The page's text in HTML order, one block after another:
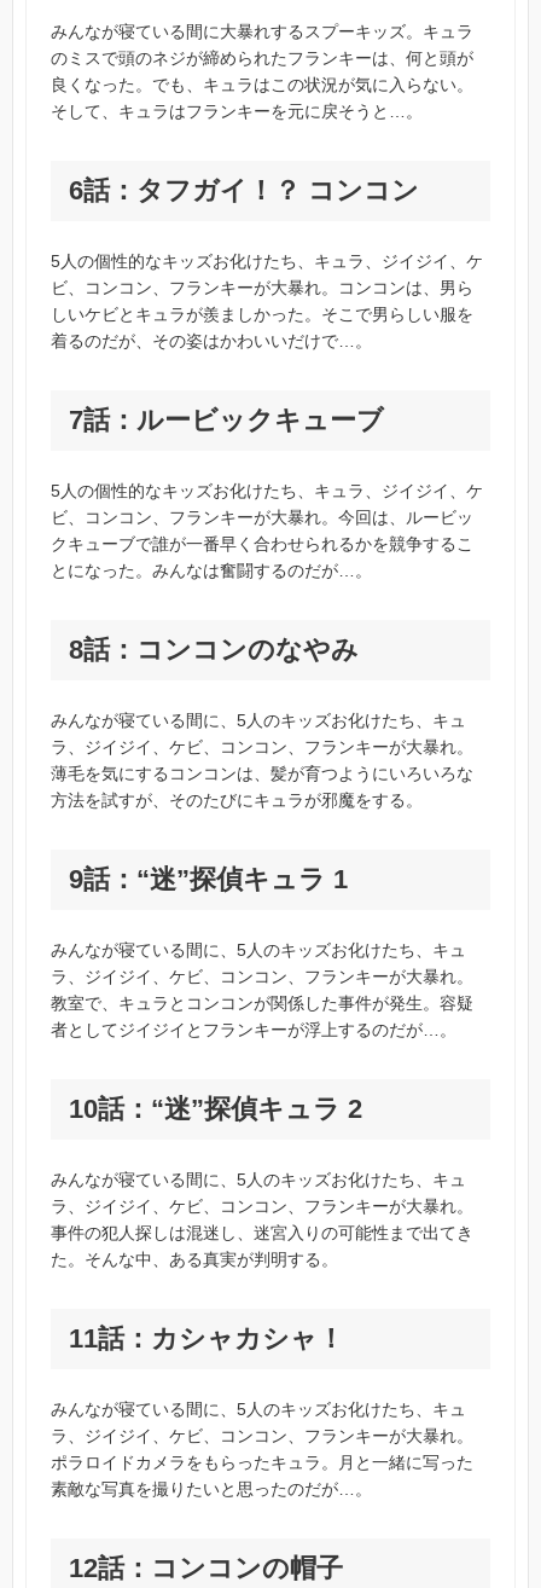
みんなが寝ている間に大暴れするスプーキッズ。キュラ
のミスで頭のネジが締められたフランキーは、何と頭が
良くなった。でも、キュラはこの状況が気に入らない。
そして、キュラはフランキーを元に戻そうと…。
6話：タフガイ！？ コンコン
5人の個性的なキッズお化けたち、キュラ、ジイジイ、ケ
ビ、コンコン、フランキーが大暴れ。コンコンは、男ら
しいケビとキュラが羨ましかった。そこで男らしい服を
着るのだが、その姿はかわいいだけで…。
7話：ルービックキューブ
5人の個性的なキッズお化けたち、キュラ、ジイジイ、ケ
ビ、コンコン、フランキーが大暴れ。今回は、ルービッ
クキューブで誰が一番早く合わせられるかを競争するこ
とになった。みんなは奮闘するのだが…。
8話：コンコンのなやみ
みんなが寝ている間に、5人のキッズお化けたち、キュ
ラ、ジイジイ、ケビ、コンコン、フランキーが大暴れ。
薄毛を気にするコンコンは、髪が育つようにいろいろな
方法を試すが、そのたびにキュラが邪魔をする。
9話：“迷”探偵キュラ 1
みんなが寝ている間に、5人のキッズお化けたち、キュ
ラ、ジイジイ、ケビ、コンコン、フランキーが大暴れ。
教室で、キュラとコンコンが関係した事件が発生。容疑
者としてジイジイとフランキーが浮上するのだが…。
10話：“迷”探偵キュラ 2
みんなが寝ている間に、5人のキッズお化けたち、キュ
ラ、ジイジイ、ケビ、コンコン、フランキーが大暴れ。
事件の犯人探しは混迷し、迷宮入りの可能性まで出てき
た。そんな中、ある真実が判明する。
11話：カシャカシャ！
みんなが寝ている間に、5人のキッズお化けたち、キュ
ラ、ジイジイ、ケビ、コンコン、フランキーが大暴れ。
ポラロイドカメラをもらったキュラ。月と一緒に写った
素敵な写真を撮りたいと思ったのだが…。
12話：コンコンの帽子